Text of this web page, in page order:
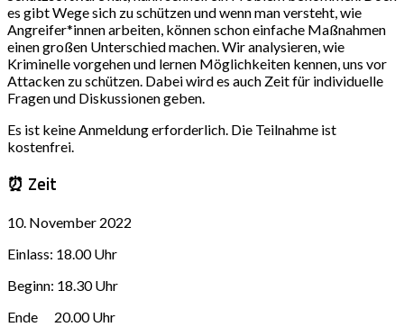
es gibt Wege sich zu schützen und wenn man versteht, wie
Angreifer*innen arbeiten, können schon einfache Maßnahmen
einen großen Unterschied machen. Wir analysieren, wie
Kriminelle vorgehen und lernen Möglichkeiten kennen, uns vor
Attacken zu schützen. Dabei wird es auch Zeit für individuelle
Fragen und Diskussionen geben.
Es ist keine Anmeldung erforderlich. Die Teilnahme ist
kostenfrei.
⏰ Zeit
10. November 2022
Einlass: 18.00 Uhr
Beginn: 18.30 Uhr
Ende 20.00 Uhr